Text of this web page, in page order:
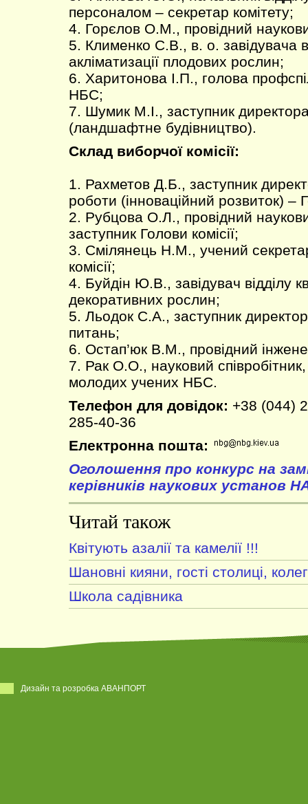
персоналом – секретар комітету;
4. Горєлов О.М., провідний
5. Клименко С.В., в. о. завідувача
акліматизації плодових рослин;
6. Харитонова І.П., голова
НБС;
7. Шумик М.І., заступник
(ландшафтне будівництво).
Склад виборчої комісії:
1. Рахметов Д.Б., заступник
роботи (інноваційний розвиток) –
2. Рубцова О.Л., провідний
заступник Голови комісії;
3. Смілянець Н.М., учений
комісії;
4. Буйдін Ю.В., завідувач відділу
декоративних рослин;
5. Льодок С.А., заступник
питань;
6. Остап’юк В.М., провідний
7. Рак О.О., науковий
молодих учених НБС.
Телефон для довідок: +38 (044)
285-40-36
Електронна пошта:
Оголошення про конкурс на
керівників наукових установ
Читай також
Квітують азалії та камелії !!!
Шановні кияни, гості столиці,
Школа садівника
Дизайн та розробка АВАНПОРТ